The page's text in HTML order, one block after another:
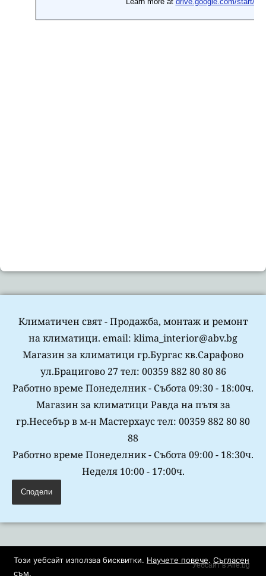
Климатичен свят - Продажба, монтаж и ремонт
на климатици. email: klima_interior@abv.bg
Магазин за климатици гр.Бургас кв.Сарафово
ул.Брацигово 27 тел: 00359 882 80 80 86
Работно време Понеделник - Събота 09:30 - 18:00ч.
Магазин за климатици Равда на пътя за
гр.Несебър в м-н Мастерхаус тел: 00359 882 80 80
88
Работно време Понеделник - Събота 09:00 - 18:30ч.
Неделя 10:00 - 17:00ч.
Сподели
Уебсайт в Alle.bg
Този уебсайт използва бисквитки. Научете повече. Съгласен
съм.